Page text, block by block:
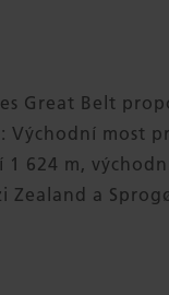
Great Belt
Východní most
624 m,
a